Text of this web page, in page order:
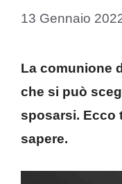
13 Gennaio
La comunione
che si può
sposarsi. Ecco
sapere.